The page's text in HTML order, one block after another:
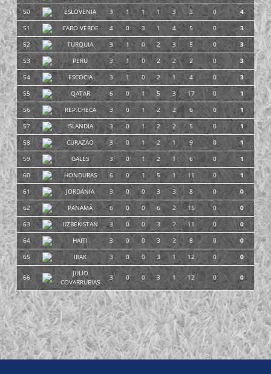
50
ESLOVENIA 3 1 1 1 3 3 0
4
51
CABO VERDE 4 0 3 1 4 5 0
3
52
TURQUIA 3 1 0 2 3 5 0
3
53
PERU 3 1 0 2 2 2 0
3
54
ESCOCIA 3 1 0 2 1 4 0
3
55
QATAR 6 0 1 5 3 17 0
1
56
REP.CHECA 3 0 1 2 2 6 0
1
57
ISLANDIA 3 0 1 2 2 5 0
1
58
CURAZAO 3 0 1 2 1 9 0
1
59
GALES 3 0 1 2 1 6 0
1
60
HONDURAS 6 0 1 5 1 11 0
1
61
JORDANIA 3 0 0 3 3 8 0
0
62
PANAMÁ 6 0 0 6 2 15 0
0
63
UZBEKISTAN 3 0 0 3 2 11 0
0
64
HAITI 3 0 0 3 2 8 0
0
65
IRAK 3 0 0 3 1 12 0 0
66
JULIO
COVARRUBIAS
3 0 0 3 1 12 0 0